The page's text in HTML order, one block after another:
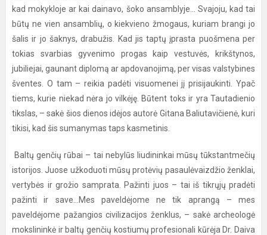
kad mokykloje ar kai dainavo, šoko ansamblyje... Svajoju, kad tai
būtų ne vien ansamblių, o kiekvieno žmogaus, kuriam brangi jo
šalis ir jo šaknys, drabužis. Kad jis taptų įprasta puošmena per
tokias svarbias gyvenimo progas kaip vestuvės, krikštynos,
jubiliejai, gaunant diplomą ar apdovanojimą, per visas valstybines
šventes. O tam – reikia padėti visuomenei jį prisijaukinti. Ypač
tiems, kurie niekad nėra jo vilkėję. Būtent toks ir yra Tautadienio
tikslas, – sakė šios dienos idėjos autorė Gitana Baliutavičienė, kuri
tikisi, kad šis sumanymas taps kasmetinis.
Baltų genčių rūbai – tai nebylūs liudininkai mūsų tūkstantmečių
istorijos. Juose užkoduoti mūsų protėvių pasaulėvaizdžio ženklai,
vertybės ir grožio samprata. Pažinti juos – tai iš tikrųjų pradėti
pažinti ir save...Mes paveldėjome ne tik aprangą – mes
paveldėjome pažangios civilizacijos ženklus, – sakė archeologė
mokslininkė ir baltų genčių kostiumų profesionali kūrėja Dr. Daiva